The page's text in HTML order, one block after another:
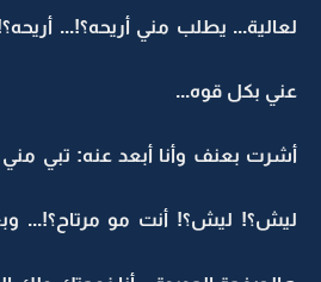
لعالية... يطلب مني أريحه؟!...
عني بكل قوه...
أشرت بعنف وأنا أبعد عنه: تبي مني
ليش؟! ليش؟! أنت مو مرتاح؟!...